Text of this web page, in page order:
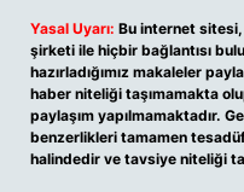
Yasal Uyarı: Bu internet
şirketi ile hiçbir bağlantısı
hazırladığımız makaleler
haber niteliği taşımamakta
paylaşım yapılmamaktadır.
benzerlikleri tamamen
halindedir ve tavsiye niteliği